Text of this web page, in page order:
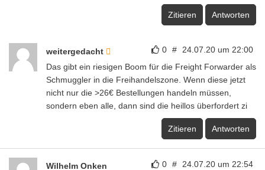
Zitieren Antworten
0 # 24.07.20 um 22:00
weitergedacht
Das gibt ein riesigen Boom für die Freight Forwarder als
Schmuggler in die Freihandelszone. Wenn diese jetzt
nicht nur die >26€ Bestellungen handeln müssen,
sondern eben alle, dann sind die heillos überfordert zi
Zitieren Antworten
0 # 24.07.20 um 22:54
Wilhelm Onken